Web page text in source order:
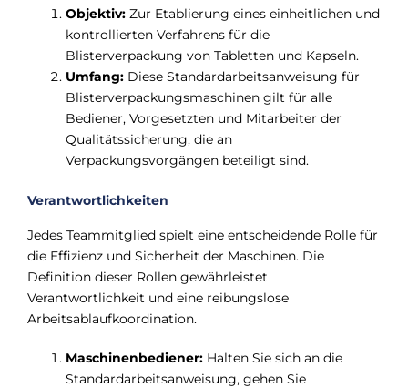
Objektiv: Zur Etablierung eines einheitlichen und
kontrollierten Verfahrens für die
Blisterverpackung von Tabletten und Kapseln.
Umfang: Diese Standardarbeitsanweisung für
Blisterverpackungsmaschinen gilt für alle
Bediener, Vorgesetzten und Mitarbeiter der
Qualitätssicherung, die an
Verpackungsvorgängen beteiligt sind.
Verantwortlichkeiten
Jedes Teammitglied spielt eine entscheidende Rolle für
die Effizienz und Sicherheit der Maschinen. Die
Definition dieser Rollen gewährleistet
Verantwortlichkeit und eine reibungslose
Arbeitsablaufkoordination.
Maschinenbediener: Halten Sie sich an die
Standardarbeitsanweisung, gehen Sie